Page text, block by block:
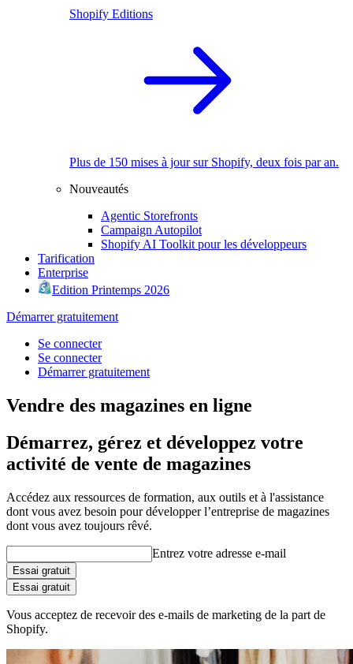
Shopify Editions
Plus de 150 mises à jour sur Shopify, deux fois par an.
Nouveautés
Agentic Storefronts
Campaign Autopilot
Shopify AI Toolkit pour les développeurs
Tarification
Enterprise
Edition Printemps 2026
Démarrer gratuitement
Se connecter
Se connecter
Démarrer gratuitement
Vendre des magazines en ligne
Démarrez, gérez et développez votre
activité de vente de magazines
Accédez aux ressources de formation, aux outils et à l'assistance
dont vous avez besoin pour développer l’entreprise de magazines
dont vous avez toujours rêvé.
Entrez votre adresse e-mail
Essai gratuit
Essai gratuit
Vous acceptez de recevoir des e-mails de marketing de la part de
Shopify.